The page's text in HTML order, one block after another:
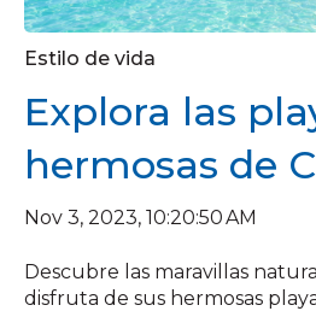
Estilo de vida
Explora las
hermosas de
Nov 3, 2023, 10:20:50 AM
Descubre las maravillas
disfruta de sus hermosas